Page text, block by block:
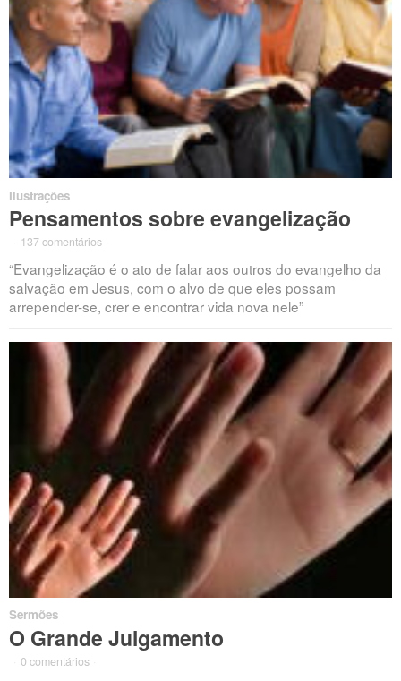
Ilustrações
Pensamentos sobre evangelização
137 comentários
“Evangelização é o ato de falar aos outros do evangelho da
salvação em Jesus, com o alvo de que eles possam
arrepender-se, crer e encontrar vida nova nele”
Sermões
O Grande Julgamento
0 comentários